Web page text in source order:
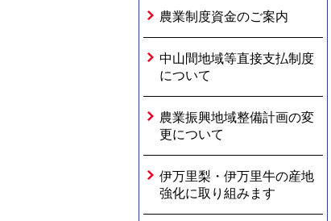
農業制度資金のご案内
中山間地域等直接支払制度
について
農業振興地域整備計画の変
更について
伊万里梨・伊万里牛の産地
強化に取り組みます